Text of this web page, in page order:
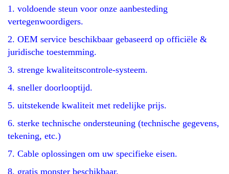
1. voldoende steun voor onze aanbesteding
vertegenwoordigers.
2. OEM service beschikbaar gebaseerd op officiële &
juridische toestemming.
3. strenge kwaliteitscontrole-systeem.
4. sneller doorlooptijd.
5. uitstekende kwaliteit met redelijke prijs.
6. sterke technische ondersteuning (technische gegevens,
tekening, etc.)
7. Cable oplossingen om uw specifieke eisen.
8. gratis monster beschikbaar.